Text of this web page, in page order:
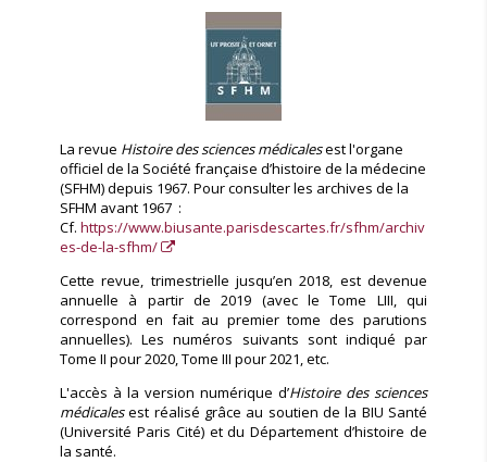
La revue Histoire des sciences médicalesest l'organe
officiel de la Société française d’histoire de la médecine
(SFHM) depuis 1967. Pour consulter les archives de la
SFHM avant 1967 :
Cf.https://www.biusante.parisdescartes.fr/sfhm/archiv
es-de-la-sfhm/
Cette revue, trimestrielle jusqu’en 2018, est devenue
annuelle à partir de 2019 (avec le Tome LIII, qui
correspond en fait au premier tome des parutions
annuelles). Les numéros suivants sont indiqué par
Tome II pour 2020, Tome III pour 2021, etc.
L'accès à la version numérique d’Histoire des sciences
médicalesest réalisé grâce au soutien de la BIU Santé
(Université Paris Cité) et du Département d’histoire de
la santé.